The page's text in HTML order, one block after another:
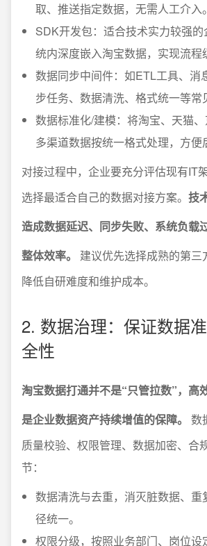
取、推送指定数据，无需人工介入。
SDK开发包：适合技术实力较强
统内深度嵌入淘宝数据，实现流程
数据同步中间件：如ETL工具、消
步任务、数据清洗、格式统一等常
数据标准化/建模：将淘宝、天猫
多渠道数据按统一格式处理，方便
对接过程中，企业要充分评估现有IT
选择最适合自己的数据对接方案。 技
造成数据延迟、同步失败、系统负载
整体效率。
建议优先选择成熟的第三
降低自研难度和维护成本。
2. 数据治理：保证数据
全性
淘宝数据打通并不是“只管拉数”，高
是企业数据资产持续增值的保障。
数
质量校验、权限管理、数据加密、合
节：
数据清洗与去重，消灭脏数据、重
径统一。
权限分级，按照业务部门、岗位设